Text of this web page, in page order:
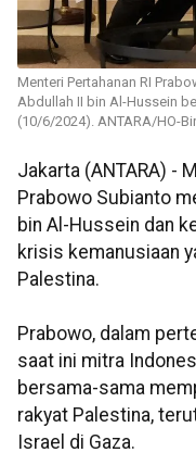
Menteri Pertahanan RI
Abdullah II bin Al-Hussein
(10/6/2024). ANTARA/HO-
Jakarta (ANTARA) -
Prabowo Subianto
bin Al-Hussein dan
krisis kemanusiaan
Palestina.
Prabowo, dalam
saat ini mitra
bersama-sama
rakyat Palestina,
Israel di Gaza.